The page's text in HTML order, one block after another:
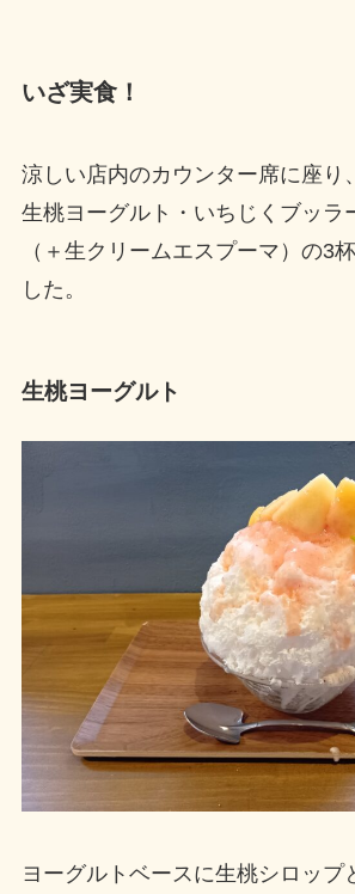
いざ実食！
涼しい店内のカウンター席に座り
生桃ヨーグルト・いちじくブッラ
（＋生クリームエスプーマ）の3
した。
生桃ヨーグルト
ヨーグルトベースに生桃シロップ